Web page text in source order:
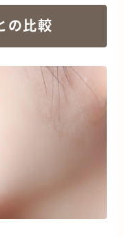
の比較